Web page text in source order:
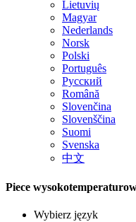
Lietuvių
Magyar
Nederlands
Norsk
Polski
Português
Русский
Română
Slovenčina
Slovenščina
Suomi
Svenska
中文
Piece
Wybierz język